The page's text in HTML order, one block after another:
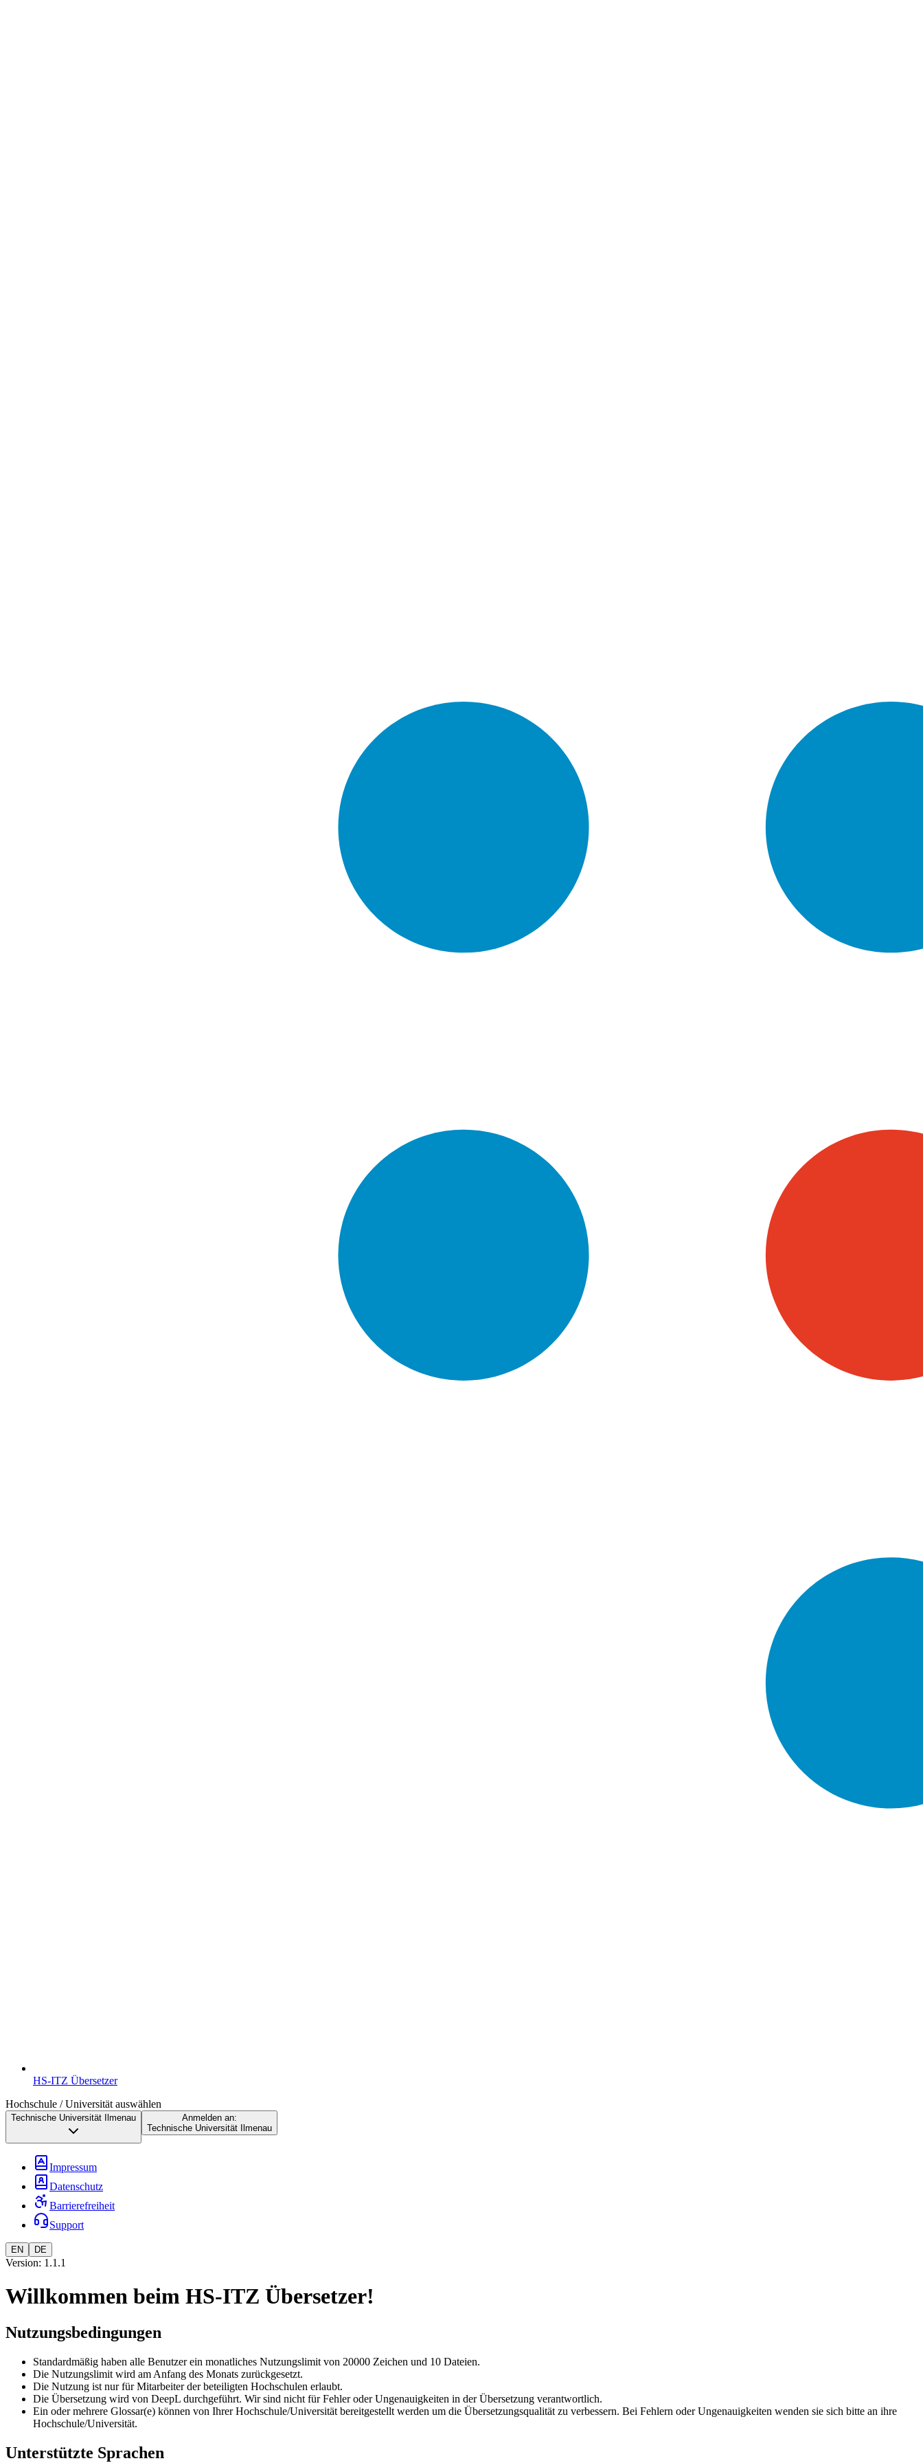
HS-ITZ Übersetzer
Hochschule / Universität auswählen
Technische Universität Ilmenau
Anmelden an:
Technische Universität Ilmenau
Impressum
Datenschutz
Barrierefreiheit
Support
EN DE
Version: 1.1.1
Willkommen beim HS-ITZ Übersetzer!
Nutzungsbedingungen
Standardmäßig haben alle Benutzer ein monatliches Nutzungslimit von 20000 Zeichen und 10 Dateien.
Die Nutzungslimit wird am Anfang des Monats zurückgesetzt.
Die Nutzung ist nur für Mitarbeiter der beteiligten Hochschulen erlaubt.
Die Übersetzung wird von DeepL durchgeführt. Wir sind nicht für Fehler oder Ungenauigkeiten in der Übersetzung verantwortlich.
Ein oder mehrere Glossar(e) können von Ihrer Hochschule/Universität bereitgestellt werden um die Übersetzungsqualität zu verbessern. Bei Fehlern oder Ungenauigkeiten wenden sie sich bitte an ihre
Hochschule/Universität.
Unterstützte Sprachen